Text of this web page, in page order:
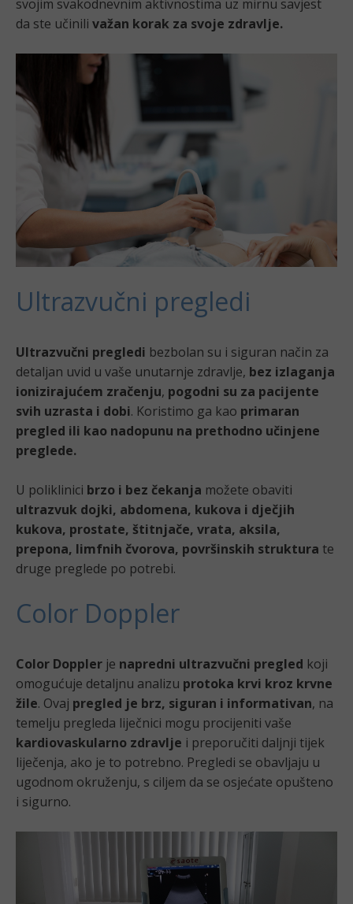
svojim svakodnevnim aktivnostima uz mirnu savjest
da ste učinili važan korak za svoje zdravlje.
Ultrazvučni pregledi
Ultrazvučni pregledi bezbolan su i siguran način za
detaljan uvid u vaše unutarnje zdravlje, bez izlaganja
ionizirajućem zračenju, pogodni su za pacijente
svih uzrasta i dobi. Koristimo ga kao primaran
pregled ili kao nadopunu na prethodno učinjene
preglede.
U poliklinici brzo i bez čekanja možete obaviti
ultrazvuk dojki, abdomena, kukova i dječjih
kukova, prostate, štitnjače, vrata, aksila,
prepona, limfnih čvorova, površinskih struktura te
druge preglede po potrebi.
Color Doppler
Color Doppler je napredni ultrazvučni pregled koji
omogućuje detaljnu analizu protoka krvi kroz krvne
žile. Ovaj pregled je brz, siguran i informativan, na
temelju pregleda liječnici mogu procijeniti vaše
kardiovaskularno zdravlje i preporučiti daljnji tijek
liječenja, ako je to potrebno. Pregledi se obavljaju u
ugodnom okruženju, s ciljem da se osjećate opušteno
i sigurno.